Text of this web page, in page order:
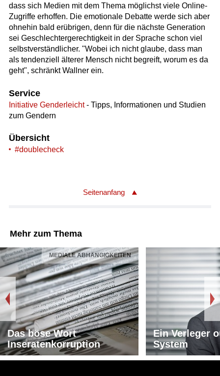
dass sich Medien mit dem Thema möglichst viele Online-
Zugriffe erhoffen. Die emotionale Debatte werde sich aber
ohnehin bald erübrigen, denn für die nächste Generation
sei Geschlechtergerechtigkeit in der Sprache schon viel
selbstverständlicher. "Wobei ich nicht glaube, dass man
als tendenziell älterer Mensch nicht begreift, worum es da
geht", schränkt Wallner ein.
Service
Initiative Genderleicht- Tipps, Informationen und Studien
zum Gendern
Übersicht
#doublecheck
Seitenanfang
Mehr zum Thema
MEDIALE ABHÄNGIGKEITEN
Das böse Wort
Inseratenkorruption
Ein Verleger
System